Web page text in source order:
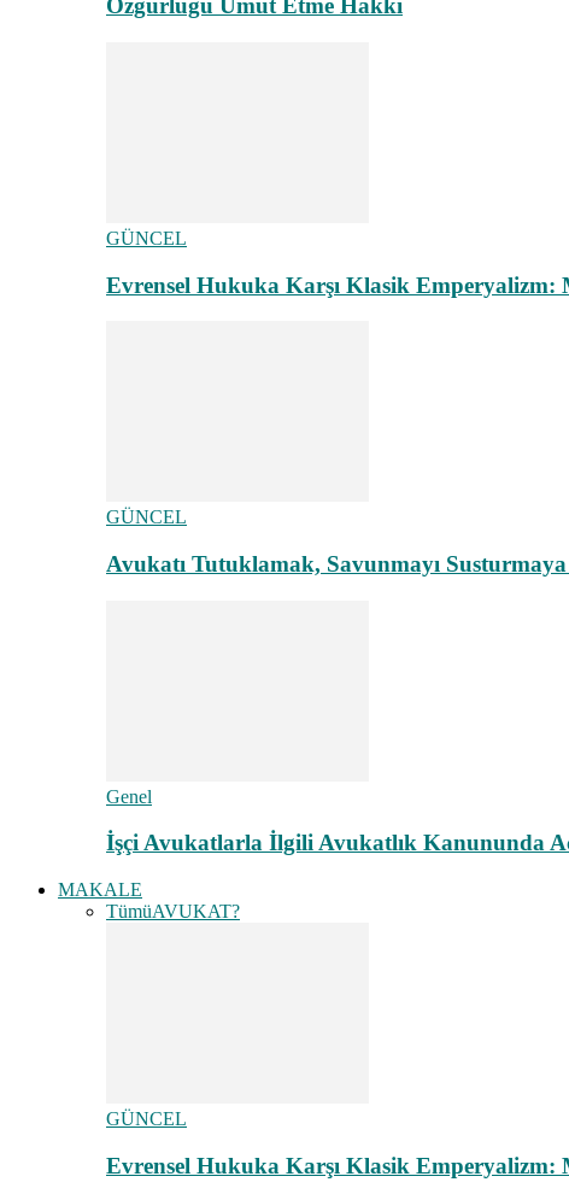
Özgürlüğü Umut Etme Hakkı
GÜNCEL
Evrensel Hukuka Karşı Klasik Emperyalizm:
GÜNCEL
Avukatı Tutuklamak, Savunmayı
Genel
İşçi Avukatlarla İlgili Avukatlık Kanununda
MAKALE
TümüAVUKAT?
GÜNCEL
Evrensel Hukuka Karşı Klasik Emperyalizm: